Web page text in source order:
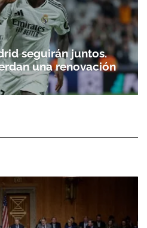
seguirán juntos.
una renovación